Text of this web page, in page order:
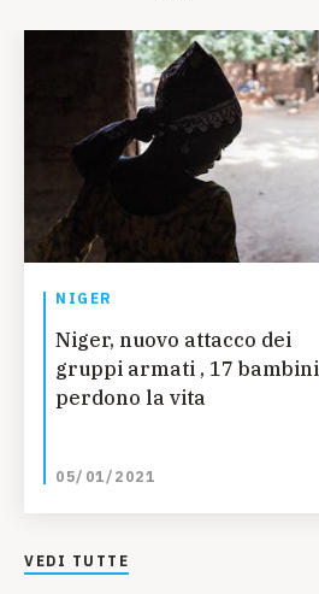
NIGER
Niger, nuovo attacco dei
gruppi armati , 17 bambini
perdono la vita
05/01/2021
VEDI TUTTE